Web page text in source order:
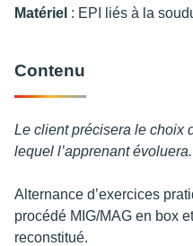
Matériel : EPI liés à la
Contenu
Le client précisera le choix
lequel l’apprenant évoluera.
Alternance d’exercices
procédé MIG/MAG en box
reconstitué.